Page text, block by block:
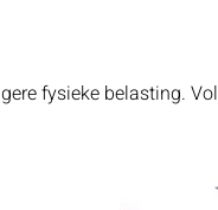
fysieke belasting.